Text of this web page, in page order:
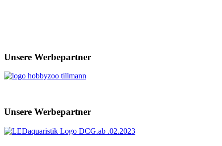
Unsere Werbepartner
Unsere Werbepartner